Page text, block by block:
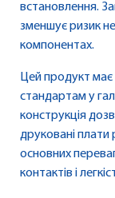
встановлення.
зменшує ризик
компонентах.
Цей продукт має
стандартам у
конструкція
друковані плати
основних
контактів і